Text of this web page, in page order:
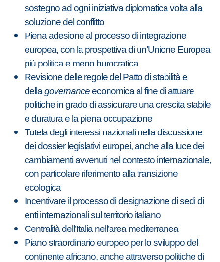
sostegno ad ogni iniziativa diplomatica volta alla
soluzione del conflitto
Piena adesione al processo di integrazione
europea, con la prospettiva di un’Unione Europea
più politica e meno burocratica
Revisione delle regole del Patto di stabilità e
dellagovernanceeconomica al fine di attuare
politiche in grado di assicurare una crescita stabile
e duratura e la piena occupazione
Tutela degli interessi nazionali nella discussione
dei dossier legislativi europei, anche alla luce dei
cambiamenti avvenuti nel contesto internazionale,
con particolare riferimento alla transizione
ecologica
Incentivare il processo di designazione di sedi di
enti internazionali sul territorio italiano
Centralità dell’Italia nell’area mediterranea
Piano straordinario europeo per lo sviluppo del
continente africano, anche attraverso politiche di